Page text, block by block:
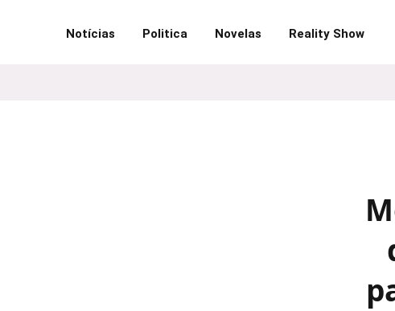
Notícias Politica Novelas Reality Show